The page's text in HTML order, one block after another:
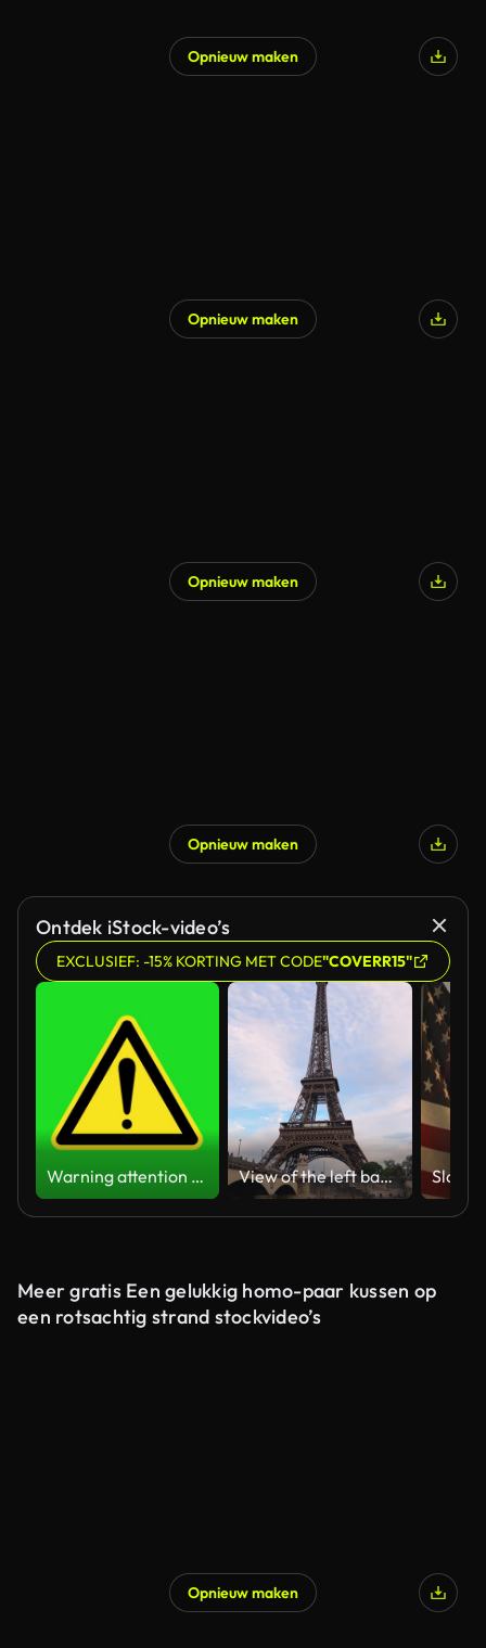
Opnieuw maken
Opnieuw maken
Opnieuw maken
Opnieuw maken
Ontdek iStock-video’s
EXCLUSIEF: -15% KORTING MET CODE"COVERR15"
Warning attention yellow hazard message street sign 4k green screen caution animation View of the left bank of the Seine River, the Eiffel Tower, boats sailing on the river, the Quai Jacques-Chirac embankment and Pont d'Iena, Jena Bridge spanning the River Seine of Paris, France.
Meer gratis Een gelukkig homo-paar kussen op
een rotsachtig strand stockvideo’s
Opnieuw maken